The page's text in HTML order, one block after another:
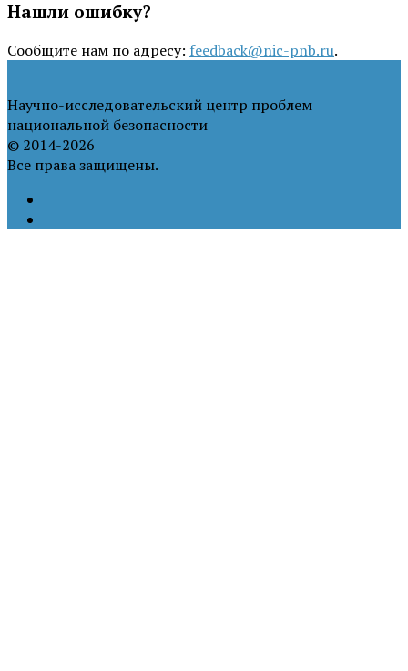
Нашли ошибку?
Сообщите нам по адресу: feedback@nic-pnb.ru.
Научно-исследовательский центр проблем
национальной безопасности
© 2014-2026
Все права защищены.